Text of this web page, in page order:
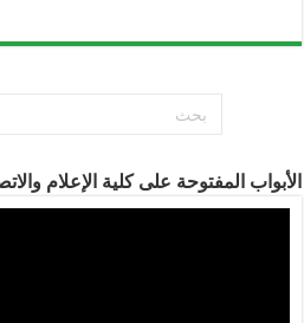
الأبواب المفتوحة على كلية الإعلام